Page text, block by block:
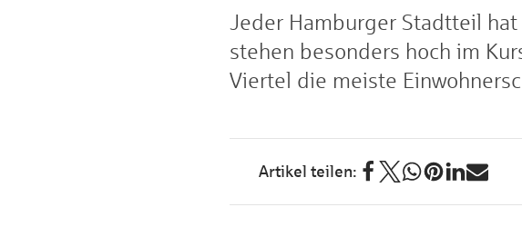
Jeder Hamburger Stadtteil
stehen besonders hoch im
Viertel die meiste